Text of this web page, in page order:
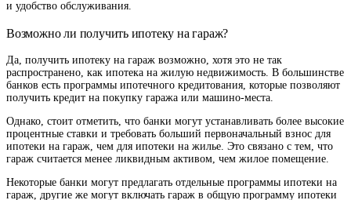
и удобство обслуживания.
Возможно ли получить ипотеку на гараж?
Да, получить ипотеку на гараж возможно, хотя это не так
распространено, как ипотека на жилую недвижимость. В большинстве
банков есть программы ипотечного кредитования, которые позволяют
получить кредит на покупку гаража или машино-места.
Однако, стоит отметить, что банки могут устанавливать более высокие
процентные ставки и требовать больший первоначальный взнос для
ипотеки на гараж, чем для ипотеки на жилье. Это связано с тем, что
гараж считается менее ликвидным активом, чем жилое помещение.
Некоторые банки могут предлагать отдельные программы ипотеки на
гараж, другие же могут включать гараж в общую программу ипотеки